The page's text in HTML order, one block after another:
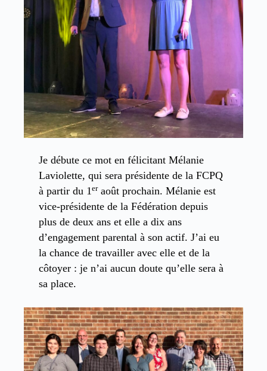
Je débute ce mot en félicitant Mélanie
Laviolette, qui sera présidente de la FCPQ
à partir du 1eraoût prochain. Mélanie est
vice-présidente de la Fédération depuis
plus de deux ans et elle a dix ans
d’engagement parental à son actif. J’ai eu
la chance de travailler avec elle et de la
côtoyer : je n’ai aucun doute qu’elle sera à
sa place.